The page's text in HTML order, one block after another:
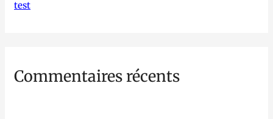
h
:
test
Commentaires récents